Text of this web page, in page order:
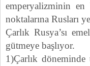
emperyalizminin
noktalarına Rusları
Çarlık Rusya’sı
gütmeye başlıyor.
1)Çarlık